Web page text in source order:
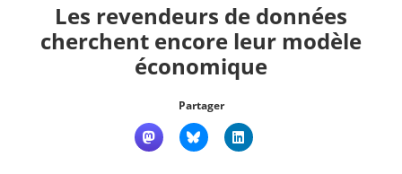
Les revendeurs de données
cherchent encore leur modèle
économique
Partager